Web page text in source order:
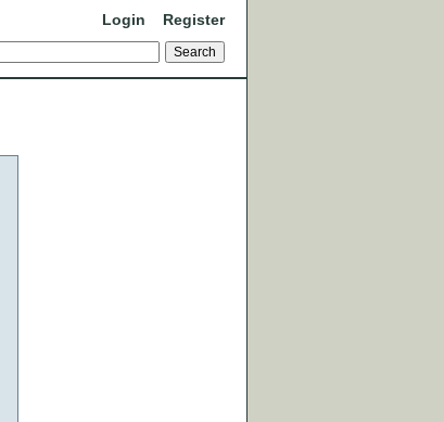
Login Register